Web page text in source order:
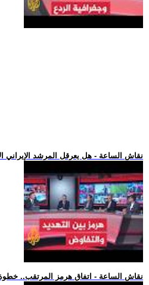
.. نقاش الساعة - هل يعرقل المرشد الإيراني
.. نقاش الساعة - اتفاق هرمز المرتقب..